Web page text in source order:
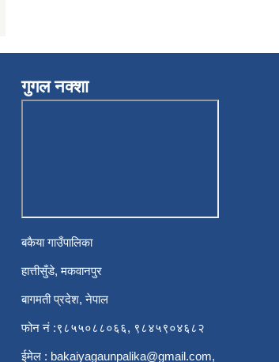
गुगल नक्शा
बकैया गाउँपालिका
हात्तीसुँडे, मकवानपुर
बागमती प्रदेश, नेपाल
फोन नं :९८५५०८८०६६, ९८४५९०४६८२
ईमेल : bakaiyagaunpalika@gmail.com,